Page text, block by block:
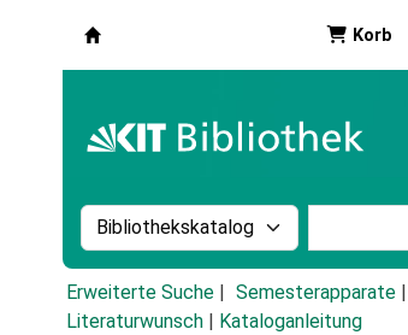
Korb
Suche im Katalog nach:
Erweiterte Suche Semesterapparate
Literaturwunsch
Kataloganleitung